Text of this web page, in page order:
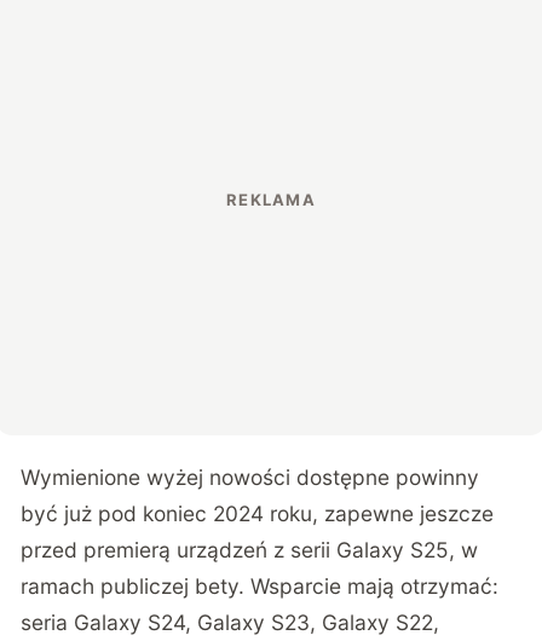
Wymienione wyżej nowości dostępne powinny
być już pod koniec 2024 roku, zapewne jeszcze
przed premierą urządzeń z serii Galaxy S25, w
ramach publiczej bety. Wsparcie mają otrzymać:
seria Galaxy S24, Galaxy S23, Galaxy S22,